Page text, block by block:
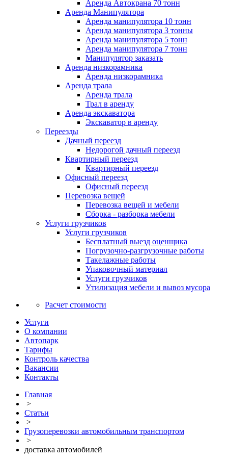
Аренда Автокрана 70 тонн
Аренда Манипулятора
Аренда манипулятора 10 тонн
Аренда манипулятора 3 тонны
Аренда манипулятора 5 тонн
Аренда манипулятора 7 тонн
Манипулятор заказать
Аренда низкорамника
Аренда низкорамника
Аренда трала
Аренда трала
Трал в аренду
Аренда экскаватора
Экскаватор в аренду
Переезды
Дачный переезд
Недорогой дачный переезд
Квартирный переезд
Квартирный переезд
Офисный переезд
Офисный переезд
Перевозка вещей
Перевозка вещей и мебели
Сборка - разборка мебели
Услуги грузчиков
Услуги грузчиков
Бесплатный выезд оценщика
Погрузочно-разгрузочные работы
Такелажные работы
Упаковочный материал
Услуги грузчиков
Утилизация мебели и вывоз мусора
Расчет стоимости
Услуги
О компании
Автопарк
Тарифы
Контроль качества
Вакансии
Контакты
Главная
>
Статьи
>
Грузоперевозки автомобильным транспортом
>
доставка автомобилей